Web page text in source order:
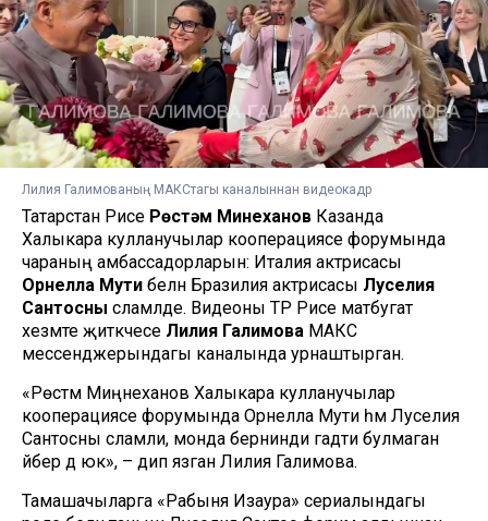
Лилия Галимованың МАКСтагы каналыннан видеокадр
Татарстан Рәисе Рөстәм Миңнеханов Казанда
Халыкара кулланучылар кооперациясе форумында
чараның амбассадорларын: Италия актрисасы
Орнелла Мути белән Бразилия актрисасы Луселия
Сантосны сәламләде. Видеоны ТР Рәисе матбугат
хезмәте җитәкчесе Лилия Галимова МАКС
мессенджерындагы каналында урнаштырган.
«Рөстәм Миңнеханов Халыкара кулланучылар
кооперациясе форумында Орнелла Мути һәм Луселия
Сантосны сәламли, монда бернинди гадәти булмаган
әйбер дә юк», – дип язган Лилия Галимова.
Тамашачыларга «Рабыня Изаура» сериалындагы